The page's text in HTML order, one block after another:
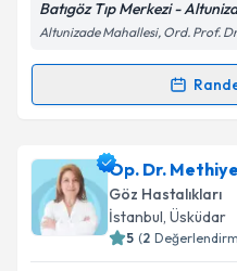
Kişisel verilerimin
Metni'ni okudum
kapsamda
Batıgöz Tıp Merkezi -
Altunizade Mahallesi, Ord. Prof.
Randevu Takvimi
Prof. Dr. Osman Çekiç
oluşturun. Size bu
takvim
Op. Dr.
Göz Hastalıkları
İstanbul, Üsküdar
5 (2